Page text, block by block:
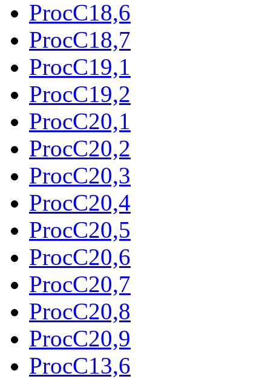
ProcC18,6
ProcC18,7
ProcC19,1
ProcC19,2
ProcC20,1
ProcC20,2
ProcC20,3
ProcC20,4
ProcC20,5
ProcC20,6
ProcC20,7
ProcC20,8
ProcC20,9
ProcC13,6